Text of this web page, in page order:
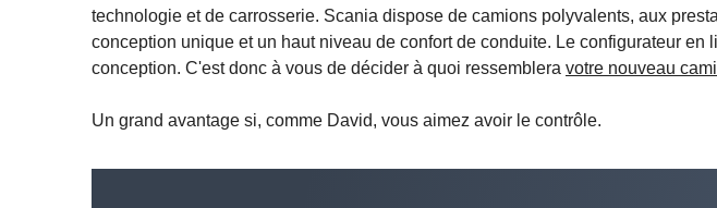
technologie et de carrosserie. Scania dispose de camions polyvalents, aux
conception unique et un haut niveau de confort de conduite. Le configurateur
conception. C'est donc à vous de décider à quoi ressemblera votre nouveau
Un grand avantage si, comme David, vous aimez avoir le contrôle.